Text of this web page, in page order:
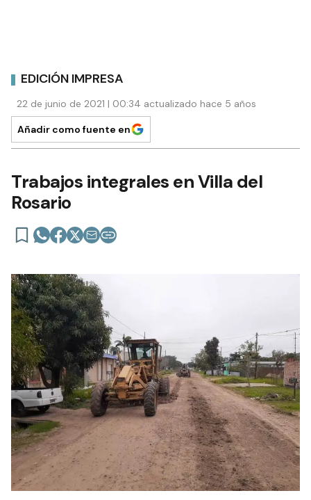
EDICIÓN IMPRESA
22 de junio de 2021 | 00:34 actualizado hace 5 años
Añadir como fuente en
Trabajos integrales en Villa del
Rosario